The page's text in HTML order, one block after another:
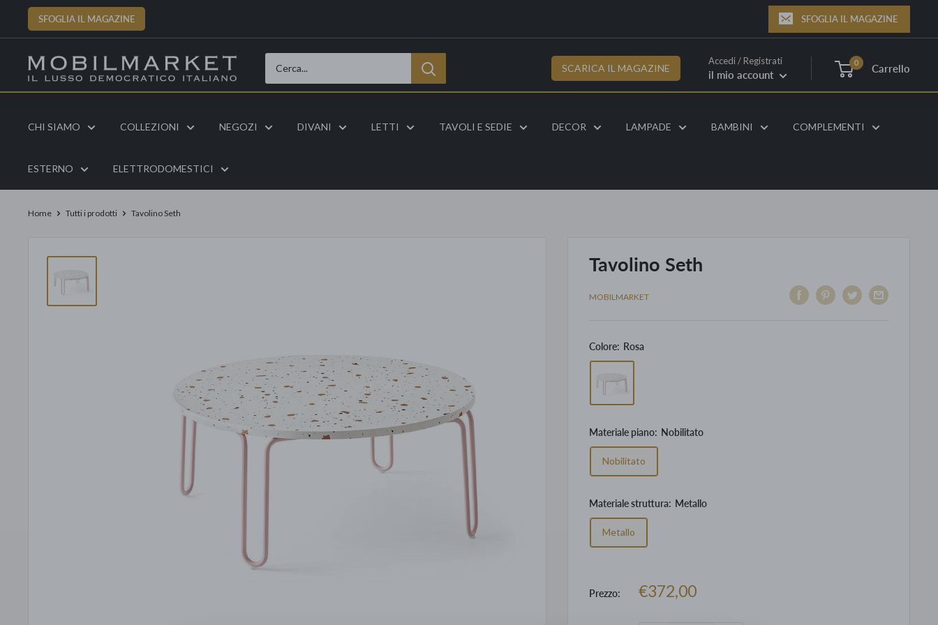
SFOGLIA IL MAGAZINE SFOGLIA IL MAGAZINE
SCARICA IL MAGAZINE
Accedi / Registrati
il mio account
0 Carrello
CHI SIAMO COLLEZIONI NEGOZI DIVANI LETTI TAVOLI E SEDIE DECOR LAMPADE BAMBINI COMPLEMENTI
ESTERNO ELETTRODOMESTICI
Home Tutti i prodotti Tavolino Seth
Tavolino Seth
MOBILMARKET
Colore: Rosa
Materiale piano: Nobilitato
Nobilitato
Materiale struttura: Metallo
Metallo
Prezzo:
Prezzo
€372,00